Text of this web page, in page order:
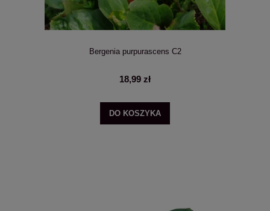
Bergenia purpurascens C2
18,99 zł
DO KOSZYKA